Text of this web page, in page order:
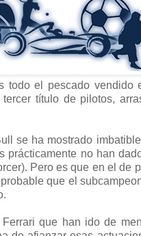
todo el pescado
título de pilotos,
se ha mostrado
prácticamente no han
Pero es que en el de
que el
que han ido de